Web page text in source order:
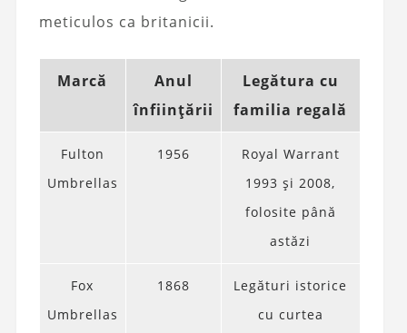
meticulos ca britanicii.
Marcă
Anul
înființării
Legătura cu
familia regală
Fulton
Umbrellas
1956
Royal Warrant
1993 și 2008,
folosite până
astăzi
Fox
Umbrellas
1868
Legături istorice
cu curtea